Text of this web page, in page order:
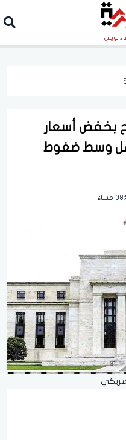
لويس
بخفض أسعار
وسط ضغوط